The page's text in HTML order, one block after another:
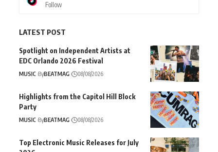
Follow
LATEST POST
Spotlight on Independent Artists at
EDC Orlando 2026 Festival
MUSIC ByBEATMAG 08/08/2026
Highlights from the Capitol Hill Block
Party
MUSIC ByBEATMAG 08/08/2026
Top Electronic Music Releases for July